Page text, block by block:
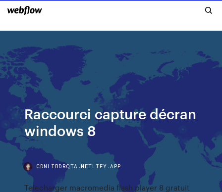
Raccourci capture décran
windows 8
CDNLIBDRQTA.NETLIFY.APP
Telecharger macromedia flash player 8 gratuit